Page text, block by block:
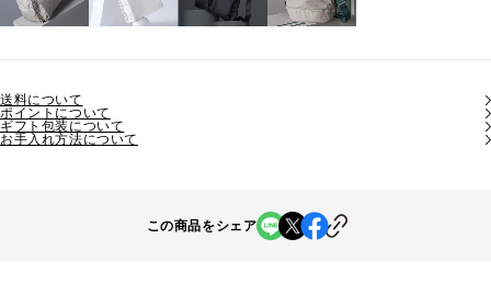
送料について
ポイントについて
ギフト包装について
お手入れ方法について
この商品をシェア